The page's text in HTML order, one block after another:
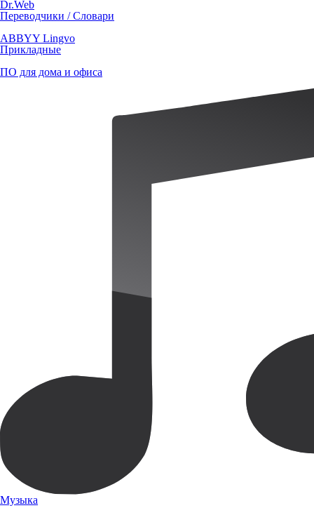
Dr.Web
Переводчики / Словари
ABBYY Lingvo
Прикладные
ПО для дома и офиса
Музыка